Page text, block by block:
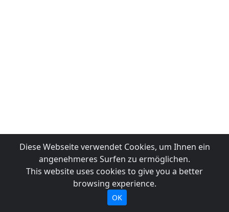
Diese Webseite verwendet Cookies, um Ihnen ein
angenehmeres Surfen zu ermöglichen.
This website uses cookies to give you a better
browsing experience.
OK